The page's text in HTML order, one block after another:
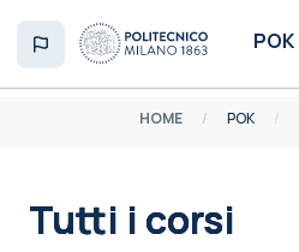
POK
HOME POK
Tutti i corsi